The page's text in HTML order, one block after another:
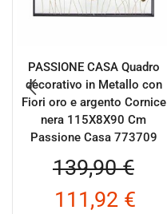
PASSIONE CASA Quadro
decorativo in Metallo con
Fiori oro e argento Cornice
nera 115X8X90 Cm
Passione Casa 773709
139,90€
111,92 €